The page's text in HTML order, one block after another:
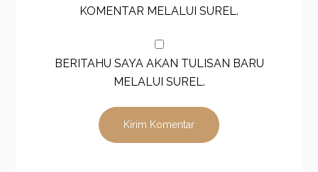
KOMENTAR MELALUI SUREL.
BERITAHU SAYA AKAN TULISAN BARU
MELALUI SUREL.